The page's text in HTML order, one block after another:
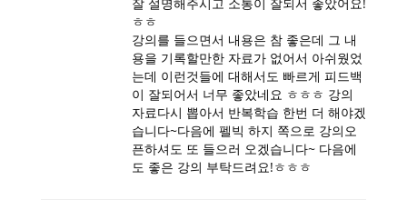
ㅎㅎ
강의를 들으면서 내용은 참 좋은데 그 내
용을 기록할만한 자료가 없어서 아쉬웠었
는데 이런것들에 대해서도 빠르게 피드백
이 잘되어서 너무 좋았네요 ㅎㅎㅎ 강의
자료다시 뽑아서 반복학습 한번 더 해야겠
습니다~다음에 펠빅 하지 쪽으로 강의오
픈하셔도 또 들으러 오겠습니다~ 다음에
도 좋은 강의 부탁드려요!ㅎㅎㅎ